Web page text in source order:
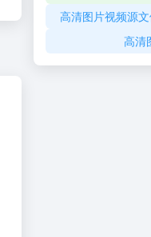
高清图片视频源
高清